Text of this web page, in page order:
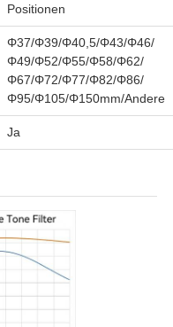
Positionen
Φ37/Φ39/Φ40,5/Φ43/Φ46/
Φ49/Φ52/Φ55/Φ58/Φ62/
Φ67/Φ72/Φ77/Φ82/Φ86/
Φ95/Φ105/Φ150mm/Andere
Ja